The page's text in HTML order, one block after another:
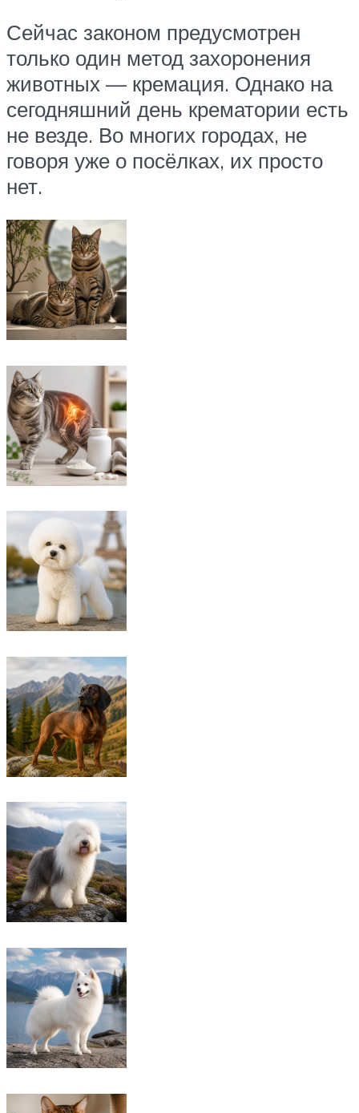
Сейчас законом предусмотрен
только один метод захоронения
животных — кремация. Однако на
сегодняшний день крематории есть
не везде. Во многих городах, не
говоря уже о посёлках, их просто
нет.